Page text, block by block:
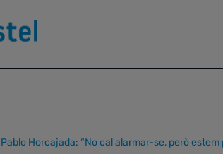
Horcajada: “No cal alarmar-se, però